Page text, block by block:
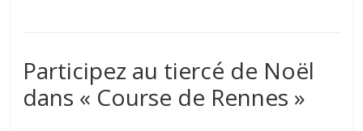
Participez au tiercé de Noël
dans « Course de Rennes »